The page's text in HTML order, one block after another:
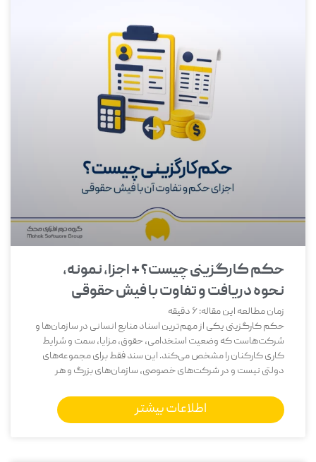
حکم کارگزینی چیست؟ + اجزا، نمونه،
نحوه دریافت و تفاوت با فیش حقوقی
زمان مطالعه این مقاله:6 دقیقه
حکم کارگزینی یکی از مهم‌ترین اسناد منابع انسانی در سازمان‌ها و
شرکت‌هاست که وضعیت استخدامی، حقوق، مزایا، سمت و شرایط
کاری کارکنان را مشخص می‌کند. این سند فقط برای مجموعه‌های
دولتی نیست و در شرکت‌های خصوصی، سازمان‌های بزرگ و هر
اطلاعات بیشتر